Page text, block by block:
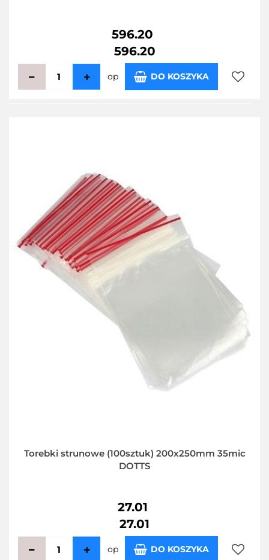
596.20
596.20
op DO KOSZYKA
Torebki strunowe (100sztuk) 200x250mm 35mic
DOTTS
27.01
27.01
op DO KOSZYKA